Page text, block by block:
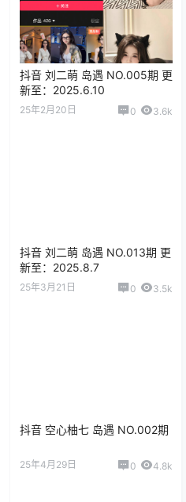
抖音 刘二萌 岛遇 NO.005期 更
新至：2025.6.10
25年2月20日 0 3.6k
抖音 刘二萌 岛遇 NO.013期 更
新至：2025.8.7
25年3月21日 0 3.5k
抖音 空心柚七 岛遇 NO.002期
25年4月29日 0 4.8k